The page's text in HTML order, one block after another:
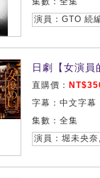
日劇【女演
直購價：
字幕：中文字幕
集數：全集
演員：堀未央